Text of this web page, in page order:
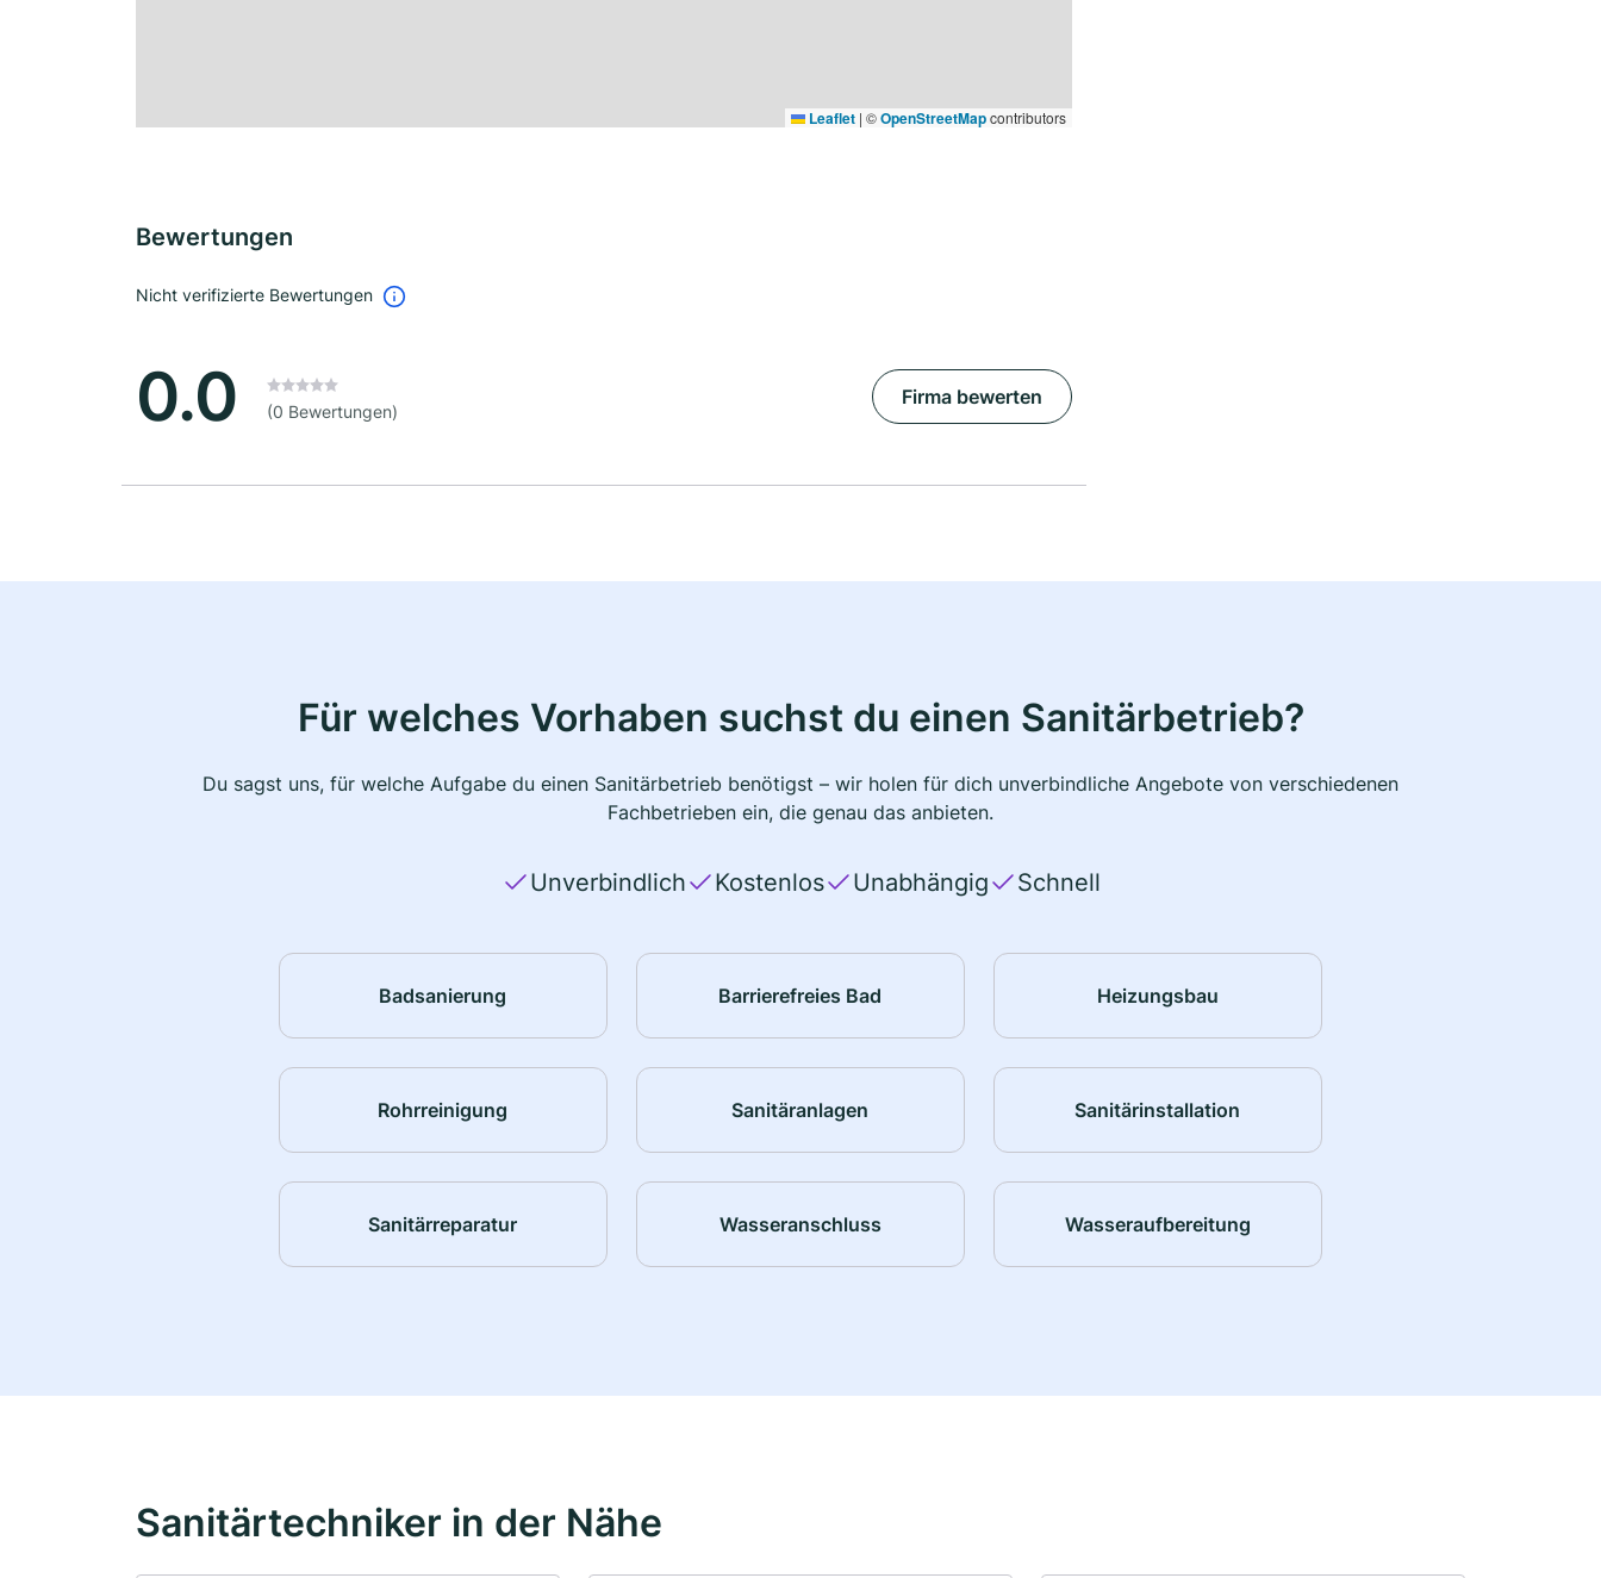
Leaflet | ©OpenStreetMapcontributors
Bewertungen
Nicht verifizierte Bewertungen
0.0 (0 Bewertungen)
Firma bewerten
Für welches Vorhaben suchst du einen Sanitärbetrieb?
Du sagst uns, für welche Aufgabe du einen Sanitärbetrieb benötigst – wir holen für dich unverbindliche Angebote von verschiedenen
Fachbetrieben ein, die genau das anbieten.
Unverbindlich Kostenlos Unabhängig Schnell
Badsanierung Barrierefreies Bad Heizungsbau
Rohrreinigung Sanitäranlagen Sanitärinstallation
Sanitärreparatur Wasseranschluss Wasseraufbereitung
Sanitärtechniker in der Nähe